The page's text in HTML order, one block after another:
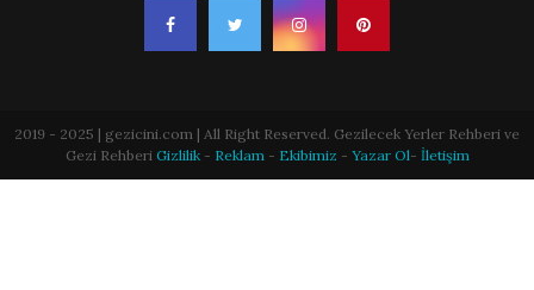
2019 - 2025 | gezicini.com | All Right Reserved. Gezilecek Yerler Rehberi ve
Gezi Rehberi Gizlilik- Reklam- Ekibimiz - Yazar Ol- İletişim